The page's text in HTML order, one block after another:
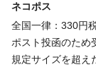
ネコポス
全国一律：330円
ポスト投函のため
規定サイズを超え